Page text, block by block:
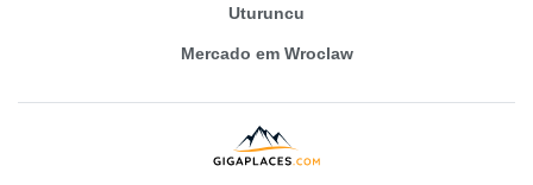
Uturuncu
Mercado em Wroclaw